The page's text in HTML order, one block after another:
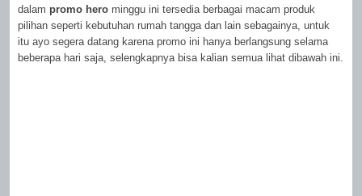
dalam promo hero minggu ini tersedia berbagai macam produk
pilihan seperti kebutuhan rumah tangga dan lain sebagainya, untuk
itu ayo segera datang karena promo ini hanya berlangsung selama
beberapa hari saja, selengkapnya bisa kalian semua lihat dibawah ini.